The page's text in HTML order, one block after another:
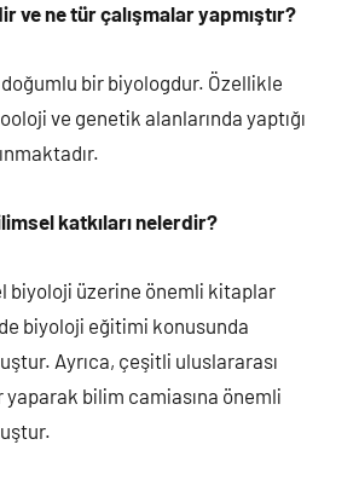
ve ne tür çalışmalar yapmıştır?
bir biyologdur. Özellikle
ve genetik alanlarında yaptığı
katkıları nelerdir?
biyoloji üzerine önemli kitaplar
biyoloji eğitimi konusunda
Ayrıca, çeşitli uluslararası
yaparak bilim camiasına önemli